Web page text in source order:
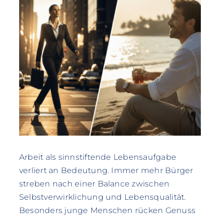
Arbeit als sinnstiftende Lebensaufgabe
verliert an Bedeutung. Immer mehr Bürger
streben nach einer Balance zwischen
Selbstverwirklichung und Lebensqualität.
Besonders junge Menschen rücken Genuss